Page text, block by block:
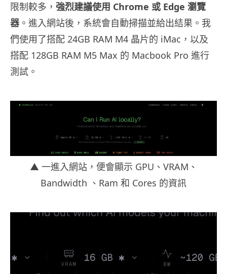
限制較多， 強烈建議使用 Chrome 或 Edge 瀏覽
器 。進入網站後，系統會自動掃描並給出結果。我
們使用了搭配 24GB RAM M4 晶片的 iMac，以及
搭配 128GB RAM M5 Max 的 Macbook Pro 進行
測試。
▲ 一進入網站，便會顯示 GPU、VRAM、
Bandwidth 、Ram 和 Cores 的資訊